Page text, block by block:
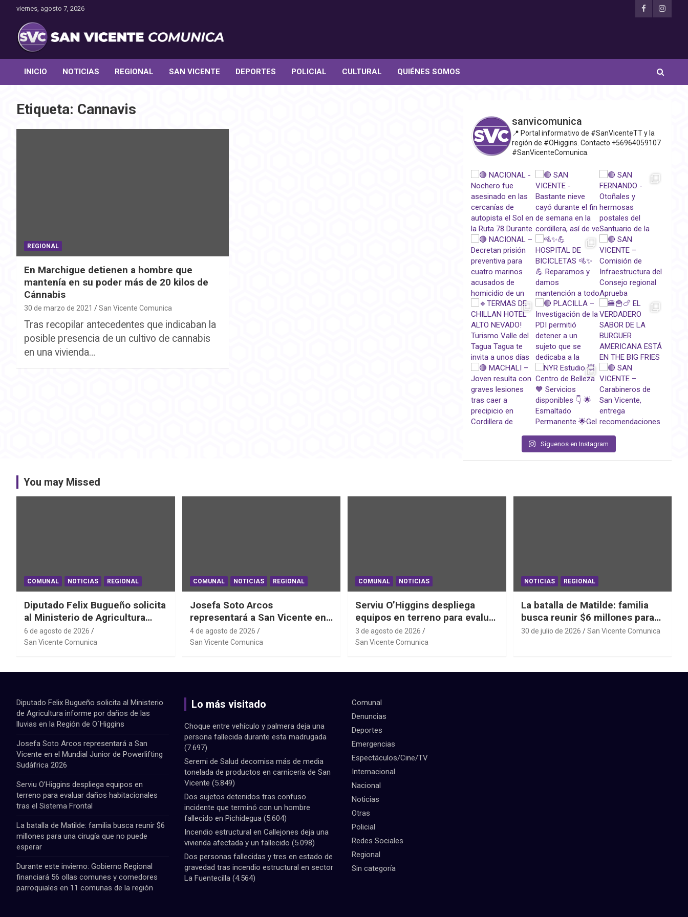
contenido
viernes, agosto 7, 2026
San Vicente Comunica
Toda la actualidad noticiosa de nuestra comuna
INICIO
NOTICIAS REGIONAL SAN VICENTE DEPORTES POLICIAL CULTURAL QUIÉNES SOMOS
Etiqueta: Cannavis
REGIONAL
En Marchigue detienen a hombre que
mantenía en su poder más de 20 kilos de
Cánnabis
30 de marzo de 2021 San Vicente Comunica
Tras recopilar antecedentes que indicaban la
posible presencia de un cultivo de cannabis
en una vivienda…
sanvicomunica
📍 Portal informativo de #SanVicenteTT y la
región de #OHiggins. Contacto +56964059107
#SanVicenteComunica.
Síguenos en Instagram
You may Missed
COMUNAL NOTICIAS REGIONAL
Diputado Felix Bugueño solicita
al Ministerio de Agricultura
informe por daños de las lluvias
en la Región de O´Higgins
6 de agosto de 2026
San Vicente Comunica
COMUNAL NOTICIAS REGIONAL
Josefa Soto Arcos
representará a San Vicente en
el Mundial Junior de
Powerlifting Sudáfrica 2026
4 de agosto de 2026
San Vicente Comunica
COMUNAL NOTICIAS
Serviu O’Higgins despliega
equipos en terreno para evaluar
daños habitacionales tras el
Sistema Frontal
3 de agosto de 2026
San Vicente Comunica
NOTICIAS REGIONAL
La batalla de Matilde: familia
busca reunir $6 millones para
una cirugía que no puede
30 de julio de 2026 San Vicente Comunica
Diputado Felix Bugueño solicita al Ministerio
de Agricultura informe por daños de las
lluvias en la Región de O´Higgins
Josefa Soto Arcos representará a San
Vicente en el Mundial Junior de Powerlifting
Sudáfrica 2026
Serviu O’Higgins despliega equipos en
terreno para evaluar daños habitacionales
tras el Sistema Frontal
La batalla de Matilde: familia busca reunir $6
millones para una cirugía que no puede
esperar
Durante este invierno: Gobierno Regional
financiará 56 ollas comunes y comedores
parroquiales en 11 comunas de la región
Lo más visitado
Choque entre vehículo y palmera deja una
persona fallecida durante esta madrugada
(7.697)
Seremi de Salud decomisa más de media
tonelada de productos en carnicería de San
Vicente (5.849)
Dos sujetos detenidos tras confuso
incidente que terminó con un hombre
fallecido en Pichidegua (5.604)
Incendio estructural en Callejones deja una
vivienda afectada y un fallecido (5.098)
Dos personas fallecidas y tres en estado de
gravedad tras incendio estructural en sector
La Fuentecilla (4.564)
Comunal
Denuncias
Deportes
Emergencias
Espectáculos/Cine/TV
Internacional
Nacional
Noticias
Otras
Policial
Redes Sociales
Regional
Sin categoría